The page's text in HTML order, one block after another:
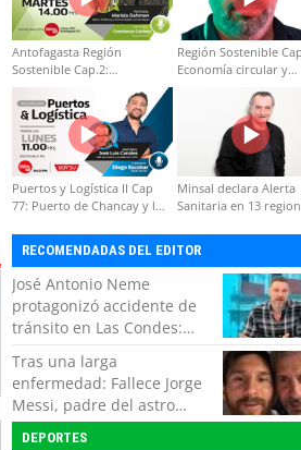
Antofagasta Región
Sostenible Cap.2:
Educación ambiental y
formación de capacidades
técnicas
Región Sostenible
Economía circular y
Puertos y Logística II Cap
77: Puerto de Chancay y la
Minsal declara Alerta
Sanitaria en 13
RECOMENDADAS DEL EDITOR
José Antonio Neme
protagonizó accidente de
tránsito en Las Condes:
Colisionó con un
motociclista
Tras una larga
enfermedad: Fallece Jorge
Messi, padre del astro
argentino
DEPORTES